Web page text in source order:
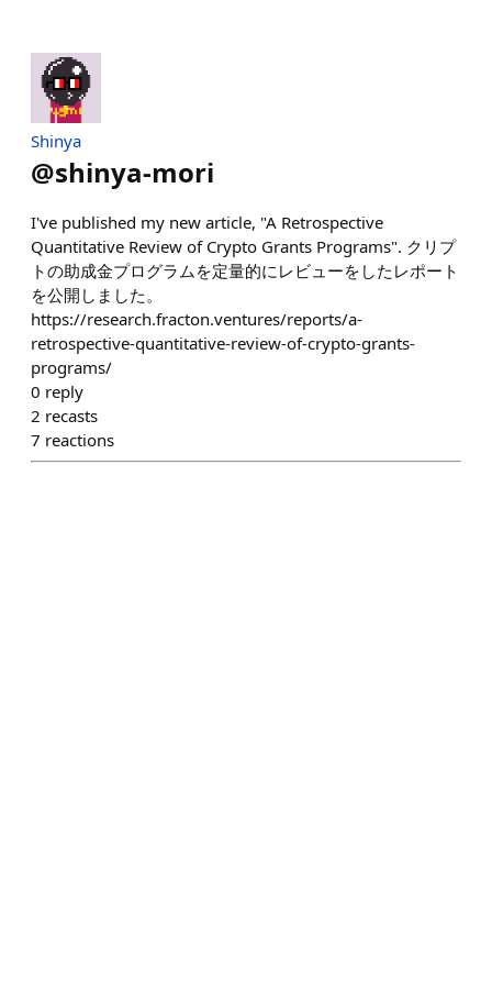
Shinya
@shinya-mori
I've published my new article, "A Retrospective
Quantitative Review of Crypto Grants Programs". クリプ
トの助成金プログラムを定量的にレビューをしたレポート
を公開しました。
https://research.fracton.ventures/reports/a-
retrospective-quantitative-review-of-crypto-grants-
programs/
0 reply
2 recasts
7 reactions